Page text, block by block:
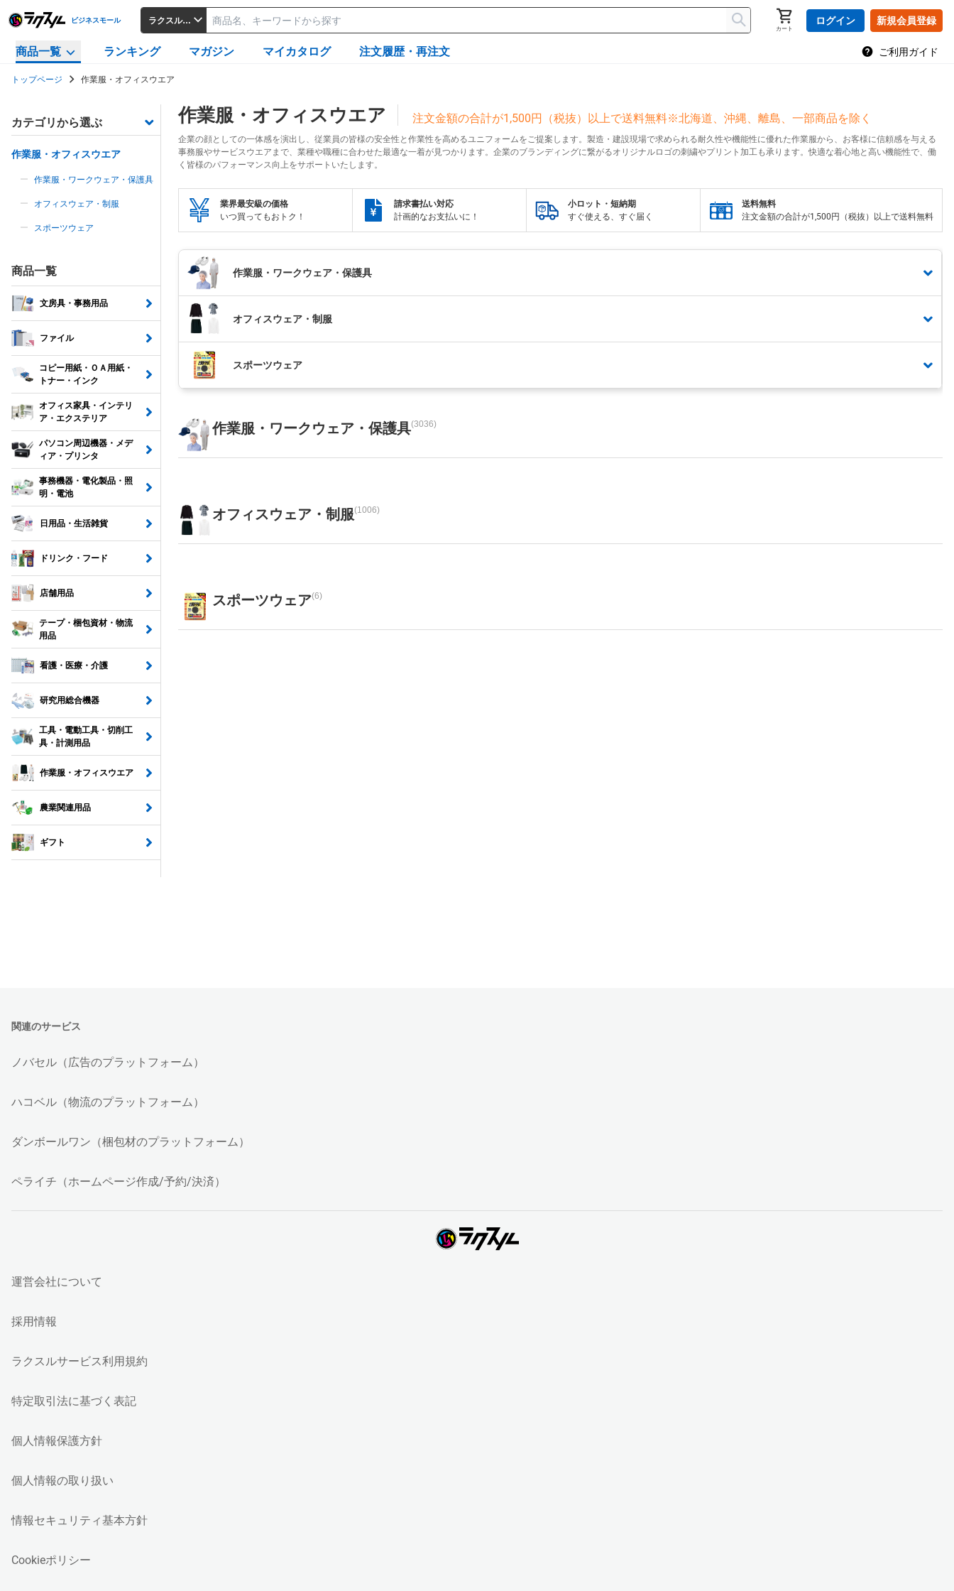
ビジネスモール ラクスルビジネスモール
カート
ログイン 新規会員登録
商品一覧 ランキング マガジン マイカタログ 注文履歴・再注文 ご利用ガイド
トップページ 作業服・オフィスウエア
カテゴリから選ぶ
作業服・オフィスウエア
作業服・ワークウェア・保護具
オフィスウェア・制服
スポーツウェア
商品一覧
文房具・事務用品
ファイル
コピー用紙・ＯＡ用紙・
トナー・インク
オフィス家具・インテリ
ア・エクステリア
パソコン周辺機器・メデ
ィア・プリンタ
事務機器・電化製品・照
明・電池
日用品・生活雑貨
ドリンク・フード
店舗用品
テープ・梱包資材・物流
用品
看護・医療・介護
研究用総合機器
工具・電動工具・切削工
具・計測用品
作業服・オフィスウエア
農業関連用品
ギフト
作業服・オフィスウエア 注文金額の合計が1,500円（税抜）以上で送料無料※北海道、沖縄、離島、一部商品を除く
企業の顔としての一体感を演出し、従業員の皆様の安全性と作業性を高めるユニフォームをご提案します。製造・建設現場で求められる耐久性や機能性に優れた作業服から、お客様に信頼感を与える
事務服やサービスウエアまで、業種や職種に合わせた最適な一着が見つかります。企業のブランディングに繋がるオリジナルロゴの刺繍やプリント加工も承ります。快適な着心地と高い機能性で、働
く皆様のパフォーマンス向上をサポートいたします。
業界最安級の価格
いつ買ってもおトク！
請求書払い対応
計画的なお支払いに！
小ロット・短納期
すぐ使える、すぐ届く
送料無料
注文金額の合計が1,500円（税抜）以上で送料無料
作業服・ワークウェア・保護具
オフィスウェア・制服
スポーツウェア
作業服・ワークウェア・保護具(3036)
オフィスウェア・制服(1006)
スポーツウェア(6)
関連のサービス
ノバセル（広告のプラットフォーム）
ハコベル（物流のプラットフォーム）
ダンボールワン（梱包材のプラットフォーム）
ペライチ（ホームページ作成/予約/決済）
運営会社について
採用情報
ラクスルサービス利用規約
特定取引法に基づく表記
個人情報保護方針
個人情報の取り扱い
情報セキュリティ基本方針
Cookieポリシー